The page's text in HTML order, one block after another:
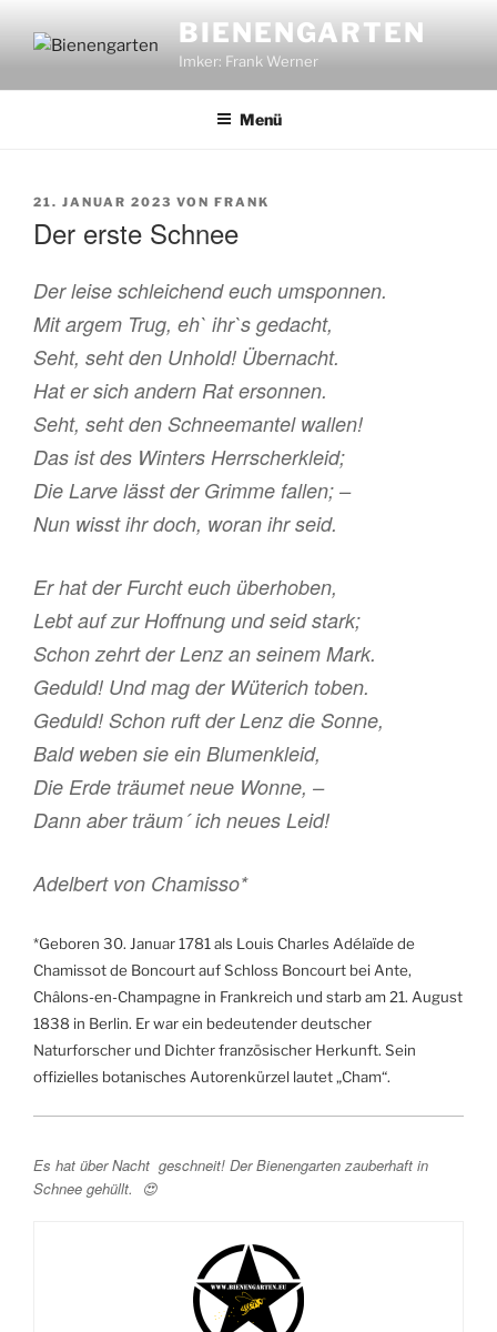
Inhalt
BIENENGARTEN
Imker: Frank Werner
Menü
VERÖFFENTLICHT
21. JANUAR 2023 VON FRANK
Der erste Schnee
Der leise schleichend euch umsponnen.
Mit argem Trug, eh` ihr`s gedacht,
Seht, seht den Unhold! Übernacht.
Hat er sich andern Rat ersonnen.
Seht, seht den Schneemantel wallen!
Das ist des Winters Herrscherkleid;
Die Larve lässt der Grimme fallen; –
Nun wisst ihr doch, woran ihr seid.
Er hat der Furcht euch überhoben,
Lebt auf zur Hoffnung und seid stark;
Schon zehrt der Lenz an seinem Mark.
Geduld! Und mag der Wüterich toben.
Geduld! Schon ruft der Lenz die Sonne,
Bald weben sie ein Blumenkleid,
Die Erde träumet neue Wonne, –
Dann aber träum´ ich neues Leid!
Adelbert von Chamisso*
*Geboren 30. Januar 1781 als Louis Charles Adélaïde de
Chamissot de Boncourt auf Schloss Boncourt bei Ante,
Châlons-en-Champagne in Frankreich und starb am 21. August
1838 in Berlin. Er war ein bedeutender deutscher
Naturforscher und Dichter französischer Herkunft. Sein
offizielles botanisches Autorenkürzel lautet „Cham“.
Es hat über Nacht geschneit! Der Bienengarten zauberhaft in
Schnee gehüllt. 😍